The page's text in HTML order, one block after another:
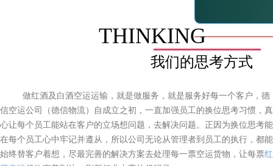
做红酒及白酒空运运输，就是做服务，就是服务好每一个客户，德
信空运公司（德信物流）自成立之初，一直加强员工的换位思考习惯，真
心让每个员工能站在客户的立场想问题，去解决问题。正因为换位思考能
在每个员工心中牢记并遵从，所以公司无论从管理者到员工的执行，都能
始终替客户着想，尽最完善的解决方案去处理每一票空运货物，让每票红
我们的思考方式
THINKING